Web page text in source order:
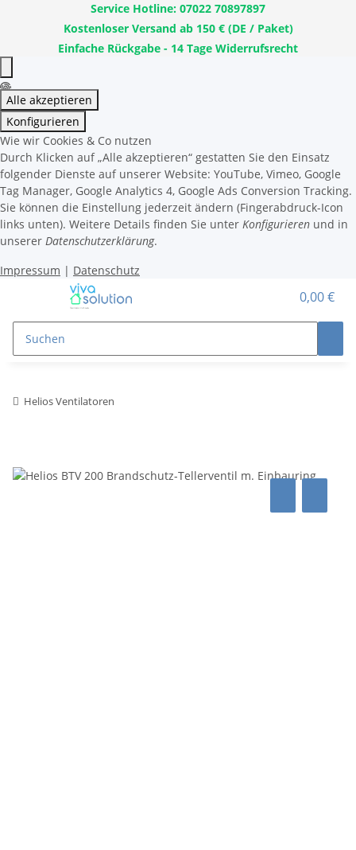
Service Hotline: 07022 70897897
Kostenloser Versand ab 150 € (DE / Paket)
Einfache Rückgabe - 14 Tage Widerrufsrecht
Alle akzeptieren
Konfigurieren
Wie wir Cookies & Co nutzen
Durch Klicken auf „Alle akzeptieren“ gestatten Sie den Einsatz
folgender Dienste auf unserer Website: YouTube, Vimeo, Google
Tag Manager, Google Analytics 4, Google Ads Conversion Tracking.
Sie können die Einstellung jederzeit ändern (Fingerabdruck-Icon
links unten). Weitere Details finden Sie unter Konfigurieren und in
unserer Datenschutzerklärung.
Impressum | Datenschutz
0,00 €
Helios Ventilatoren